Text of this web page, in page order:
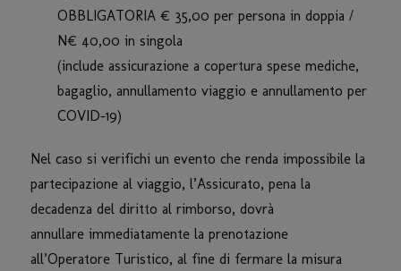
OBBLIGATORIA € 35,00 per persona in doppia /
N€ 40,00 in singola
(include assicurazione a copertura spese mediche,
bagaglio, annullamento viaggio e annullamento per
COVID-19)
Nel caso si verifichi un evento che renda impossibile la
partecipazione al viaggio, l’Assicurato, pena la
decadenza del diritto al rimborso, dovrà
annullare immediatamente la prenotazione
all’Operatore Turistico, al fine di fermare la misura